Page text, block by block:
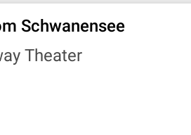
Schwanensee
Theater